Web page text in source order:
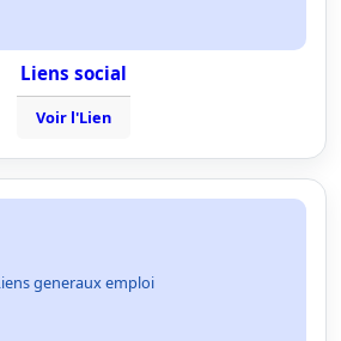
Liens social
Voir l'Lien
generaux emploi